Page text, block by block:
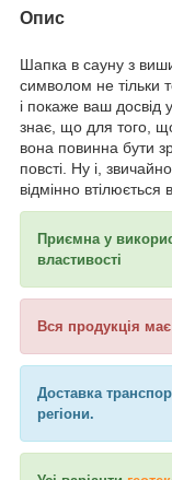
Опис
Шапка в сауну з
символом не тільки
і покаже ваш досвід
знає, що для того,
вона повинна бути
повсті. Ну і,
відмінно втілюється
Приємна у
властивості
Вся продукція має
Доставка
регіони.